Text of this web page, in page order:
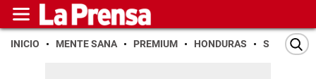
INICIO MENTE SANA PREMIUM HONDURAS SAN PEDRO